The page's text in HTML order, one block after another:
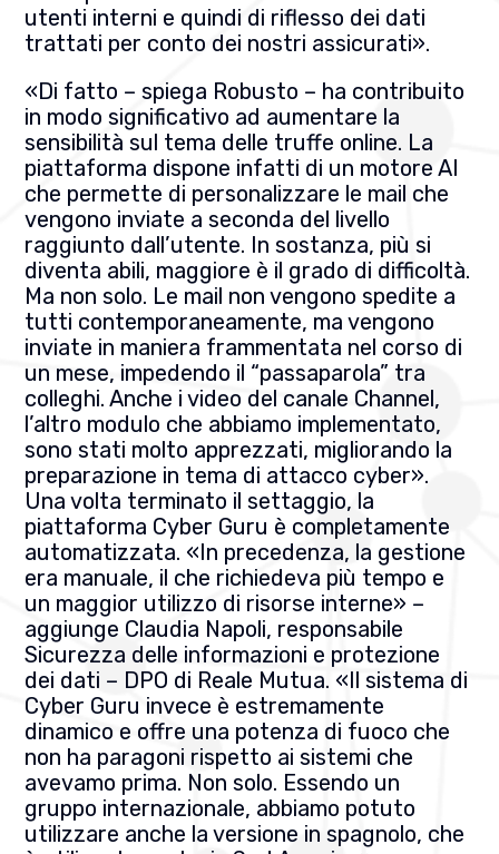
utenti interni e quindi di riflesso dei dati
trattati per conto dei nostri assicurati».
«Di fatto – spiega Robusto – ha contribuito
in modo significativo ad aumentare la
sensibilità sul tema delle truffe online. La
piattaforma dispone infatti di un motore AI
che permette di personalizzare le mail che
vengono inviate a seconda del livello
raggiunto dall’utente. In sostanza, più si
diventa abili, maggiore è il grado di difficoltà.
Ma non solo. Le mail non vengono spedite a
tutti contemporaneamente, ma vengono
inviate in maniera frammentata nel corso di
un mese, impedendo il “passaparola” tra
colleghi. Anche i video del canale Channel,
l’altro modulo che abbiamo implementato,
sono stati molto apprezzati, migliorando la
preparazione in tema di attacco cyber».
Una volta terminato il settaggio, la
piattaforma Cyber Guru è completamente
automatizzata. «In precedenza, la gestione
era manuale, il che richiedeva più tempo e
un maggior utilizzo di risorse interne» –
aggiunge Claudia Napoli, responsabile
Sicurezza delle informazioni e protezione
dei dati – DPO di Reale Mutua. «Il sistema di
Cyber Guru invece è estremamente
dinamico e offre una potenza di fuoco che
non ha paragoni rispetto ai sistemi che
avevamo prima. Non solo. Essendo un
gruppo internazionale, abbiamo potuto
utilizzare anche la versione in spagnolo, che